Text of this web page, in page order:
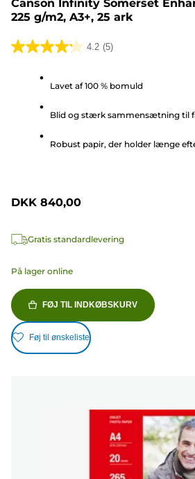
Canson Infinity Somerset
225 g/m2, A3+, 25 ark
4.2 (5)
4.2
stjerner.
Lavet af 100 % bomuld
Blid og stærk sammensætning til
Robust papir, der holder længe
DKK 840,00
Gratis standardlevering
På lager online
FØJ TIL INDKØBSKURV
Føj til ønskeliste